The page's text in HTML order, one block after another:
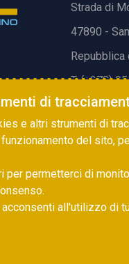
Strada di
47890 -
Repubblica
T. (+378)
E.
FSGC. Tutti i diritti riservati
di
e altri strumenti di
del sito,
per permetterci di
all'utilizzo di